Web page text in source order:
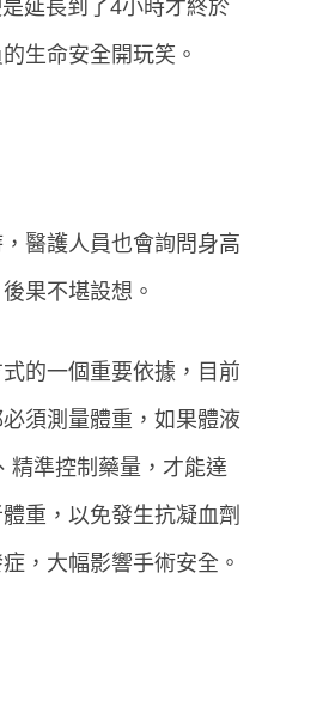
延長到了4小時才終於
生命安全開玩笑。
醫護人員也會詢問身高
果不堪設想。
的一個重要依據，目前
須測量體重，如果體液
精準控制藥量，才能達
重，以免發生抗凝血劑
，大幅影響手術安全。